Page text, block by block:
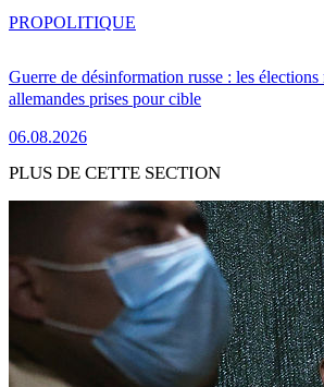
Guerre de désinformation russe : les
allemandes prises pour cible
06.08.2026
PROPOLITIQUE
PLUS DE CETTE SECTION